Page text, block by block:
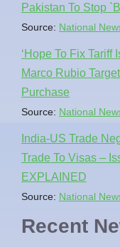
Pakistan To Stop
Source: National
‘Hope To Fix Tariff
Marco Rubio
Purchase
Source: National
India-US Trade
Trade To Visas –
EXPLAINED
Source: National
Recent